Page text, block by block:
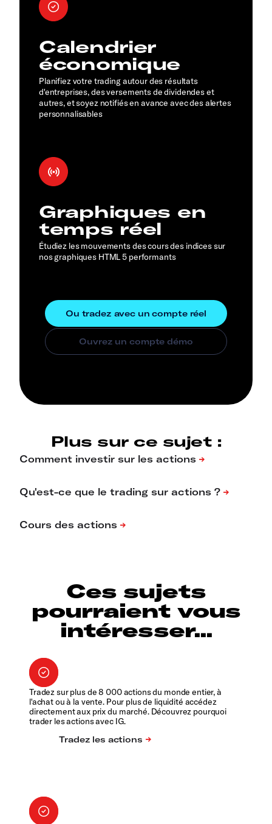
Calendrier
économique
Planifiez votre trading autour des résultats
d'entreprises, des versements de dividendes et
autres, et soyez notifiés en avance avec des alertes
personnalisables
Graphiques en
temps réel
Étudiez les mouvements des cours des indices sur
nos graphiques HTML 5 performants
Plus sur ce sujet :
Ces sujets
pourraient vous
intéresser...
Tradez sur plus de 8 000 actions du monde entier, à
l'achat ou à la vente. Pour plus de liquidité accédez
directement aux prix du marché. Découvrez pourquoi
trader les actions avec IG.